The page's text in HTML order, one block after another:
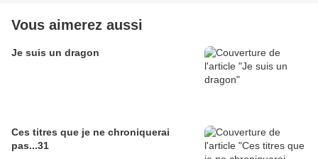
Vous aimerez aussi
Je suis un dragon
Ces titres que je ne chroniquerai
pas...31